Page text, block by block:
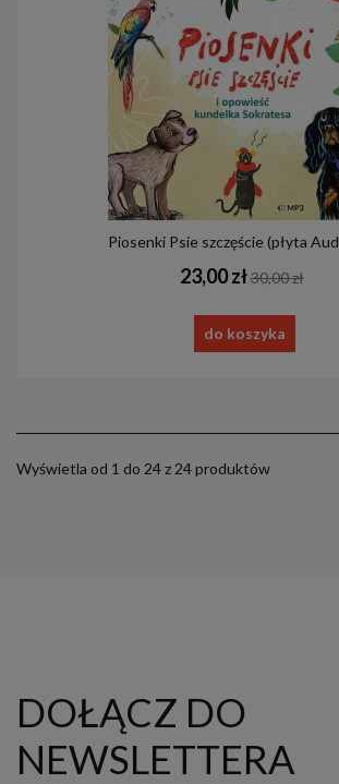
Piosenki Psie szczęście (płyta
23,00 zł30,00 zł
do koszyka
Wyświetla od 1 do 24 z 24 produktów
DOŁĄCZ DO
NEWSLETTERA